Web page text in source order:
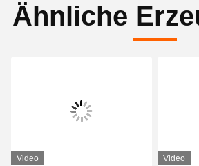
Ähnliche
Video Video